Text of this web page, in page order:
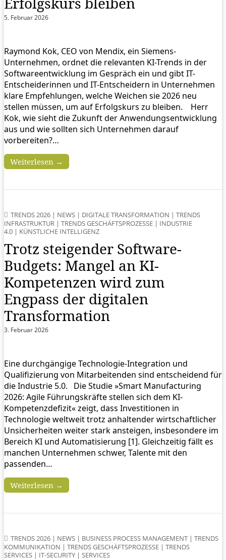
5. Februar 2026
Raymond Kok, CEO von Mendix, ein Siemens-
Unternehmen, ordnet die relevanten KI-Trends in der
Softwareentwicklung im Gespräch ein und gibt IT-
Entscheiderinnen und IT-Entscheidern in Unternehmen
klare Empfehlungen, welche Weichen sie 2026 neu
stellen müssen, um auf Erfolgskurs zu bleiben. Herr
Kok, wie sieht die Zukunft der Anwendungsentwicklung
aus und wie sollten sich Unternehmen darauf
vorbereiten?…
Weiterlesen →
TRENDS 2026 | NEWS | DIGITALE TRANSFORMATION | TRENDS
INFRASTRUKTUR | TRENDS GESCHÄFTSPROZESSE | INDUSTRIE
4.0 | KÜNSTLICHE INTELLIGENZ
Trotz steigender Software-
Budgets: Mangel an KI-
Kompetenzen wird zum
Engpass der digitalen
Transformation
3. Februar 2026
Eine durchgängige Technologie-Integration und
Qualifizierung von Mitarbeitenden sind entscheidend für
die Industrie 5.0. Die Studie »Smart Manufacturing
2026: Agile Führungskräfte stellen sich dem KI-
Kompetenzdefizit« zeigt, dass Investitionen in
Technologie weltweit trotz anhaltender wirtschaftlicher
Unsicherheiten weiter stark ansteigen, insbesondere im
Bereich KI und Automatisierung [1]. Gleichzeitig fällt es
manchen Unternehmen schwer, Talente mit den
passenden…
Weiterlesen →
TRENDS 2026 | NEWS | BUSINESS PROCESS MANAGEMENT | TRENDS
KOMMUNIKATION | TRENDS GESCHÄFTSPROZESSE | TRENDS
SERVICES | IT-SECURITY | SERVICES